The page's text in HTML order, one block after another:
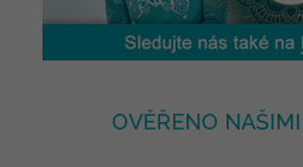
OVĚŘENO